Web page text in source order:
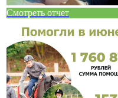
Смотреть отчет